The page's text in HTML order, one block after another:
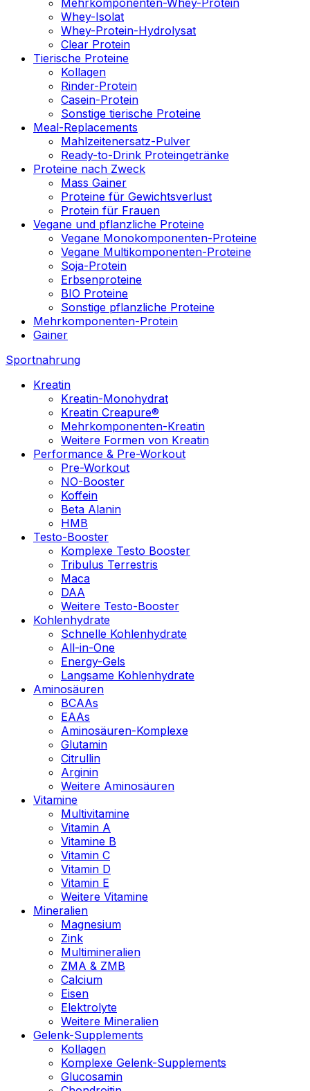
Whey-Isolat
Whey-Protein-Hydrolysat
Clear Protein
Tierische Proteine
Kollagen
Rinder-Protein
Casein-Protein
Sonstige tierische Proteine
Meal-Replacements
Mahlzeitenersatz-Pulver
Ready-to-Drink Proteingetränke
Proteine nach Zweck
Mass Gainer
Proteine für Gewichtsverlust
Protein für Frauen
Vegane und pflanzliche Proteine
Vegane Monokomponenten-Proteine
Vegane Multikomponenten-Proteine
Soja-Protein
Erbsenproteine
BIO Proteine
Sonstige pflanzliche Proteine
Mehrkomponenten-Protein
Gainer
Sportnahrung
Kreatin
Kreatin-Monohydrat
Kreatin Creapure®
Mehrkomponenten-Kreatin
Weitere Formen von Kreatin
Performance & Pre-Workout
Pre-Workout
NO-Booster
Koffein
Beta Alanin
HMB
Testo-Booster
Komplexe Testo Booster
Tribulus Terrestris
Maca
DAA
Weitere Testo-Booster
Kohlenhydrate
Schnelle Kohlenhydrate
All-in-One
Energy-Gels
Langsame Kohlenhydrate
Aminosäuren
BCAAs
EAAs
Aminosäuren-Komplexe
Glutamin
Citrullin
Arginin
Weitere Aminosäuren
Vitamine
Multivitamine
Vitamin A
Vitamine B
Vitamin C
Vitamin D
Vitamin E
Weitere Vitamine
Mineralien
Magnesium
Zink
Multimineralien
ZMA & ZMB
Calcium
Eisen
Elektrolyte
Weitere Mineralien
Gelenk-Supplements
Kollagen
Komplexe Gelenk-Supplements
Glucosamin